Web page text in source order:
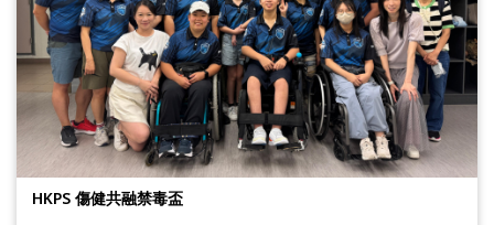
HKPS 傷健共融禁毒盃